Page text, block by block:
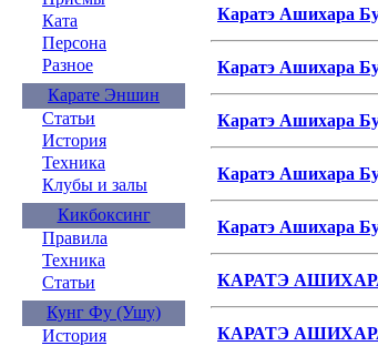
Ката
Персона
Разное
Карате Эншин
Статьи
История
Техника
Клубы и залы
Кикбоксинг
Правила
Техника
Статьи
Кунг Фу (Ушу)
История
Каратэ Ашихара
Каратэ Ашихара
Каратэ Ашихара
Каратэ Ашихара
Каратэ Ашихара
КАРАТЭ
КАРАТЭ